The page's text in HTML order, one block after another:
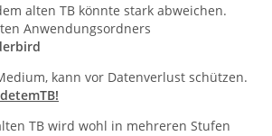
alten TB könnte stark abweichen.
Anwendungsordners
kann vor Datenverlust schützen.
TB wird wohl in mehreren Stufen